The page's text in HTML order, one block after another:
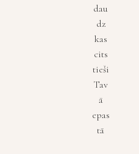
dau
dz
kas
cits
tieši
Tav
ā
epas
tā